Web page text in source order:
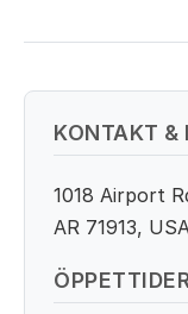
KONTAKT &
1018 Airport
AR 71913, USA